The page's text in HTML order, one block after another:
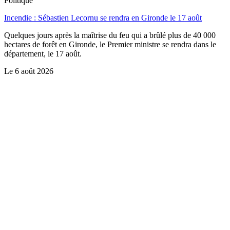
Incendie : Sébastien Lecornu se rendra en Gironde le 17 août
Quelques jours après la maîtrise du feu qui a brûlé plus de 40 000
hectares de forêt en Gironde, le Premier ministre se rendra dans le
département, le 17 août.
Le 6 août 2026